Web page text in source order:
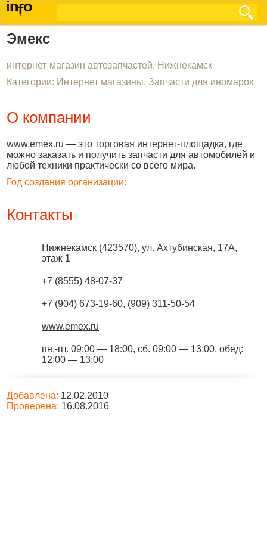
Эмекс
интернет-магазин автозапчастей, Нижнекамск
Категории: Интернет магазины, Запчасти для иномарок
О компании
www.emex.ru — это торговая интернет-площадка, где
можно заказать и получить запчасти для автомобилей и
любой техники практически со всего мира.
Год создания организации:
Контакты
Нижнекамск (423570), ул. Ахтубинская, 17А,
этаж 1
+7 (8555) 48-07-37
+7 (904) 673-19-60, (909) 311-50-54
www.emex.ru
пн.-пт. 09:00 — 18:00, сб. 09:00 — 13:00, обед:
12:00 — 13:00
Добавлена: 12.02.2010
Проверена: 16.08.2016